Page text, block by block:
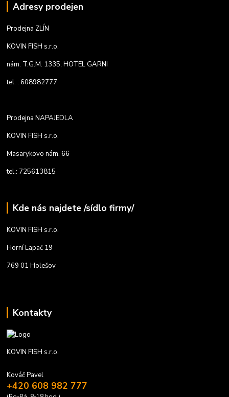
Adresy prodejen
Prodejna ZLÍN
KOVIN FISH s.r.o.
nám. T.G.M. 1335, HOTEL GARNI
tel. : 608982777
Prodejna NAPAJEDLA
KOVIN FISH s.r.o.
Masarykovo nám. 66
tel.: 725613815
Kde nás najdete /sídlo firmy/
KOVIN FISH s.r.o.
Horní Lapač 19
769 01 Holešov
Kontakty
KOVIN FISH s.r.o.
Kováč Pavel
+420 608 982 777